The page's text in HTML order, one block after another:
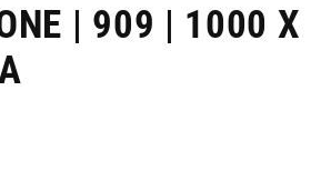
| 909 | 1000 X